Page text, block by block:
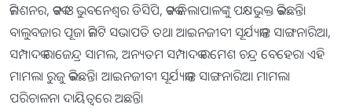
କମିଶନର, କଟକ ଓ ଭୁବନେଶ୍ୱର ଡିସିପି, କଟକ ଜିଲାପାଳଙ୍କୁ ପକ୍ଷଭୁକ୍ତ କରିଛନ୍ତି।
ବାଲୁବଜାର ପୂଜା କମିଟି ସଭାପତି ତଥା ଆଇନଜୀବୀ ସୂର୍ଯ୍ୟକାନ୍ତ ସାଙ୍ଗନାରିଆ,
ସମ୍ପାଦକ ରାଜେନ୍ଦ୍ର ସାମଲ, ଅନ୍ୟତମ ସମ୍ପାଦକ ରମେଶ ଚନ୍ଦ୍ର ବେହେରା ଏହି
ମାମଲା ରୁଜୁ କରିଛନ୍ତି। ଆଇନଜୀବୀ ସୂର୍ଯ୍ୟକାନ୍ତ ସାଙ୍ଗନାରିଆ ମାମଲା
ପରିଚାଳନା ଦାୟିତ୍ୱରେ ଅଛନ୍ତି।